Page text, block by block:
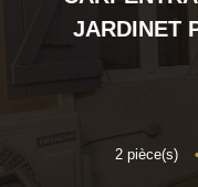
JARDINET
2 pièce(s) •